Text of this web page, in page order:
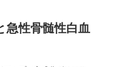
性骨髄性白血